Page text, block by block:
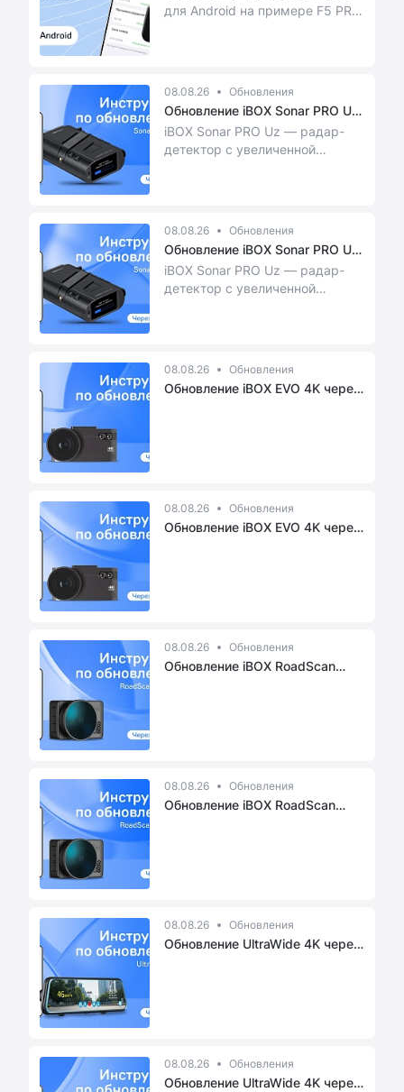
для Android на примере F5 PRO
08.08.26 Обновления
Обновление iBOX Sonar PRO Uz
по ...
iBOX Sonar PRO Uz — радар-
детектор с увеличенной
08.08.26 Обновления
Обновление iBOX Sonar PRO Uz
по ...
iBOX Sonar PRO Uz — радар-
детектор с увеличенной
08.08.26 Обновления
Обновление iBOX EVO 4K через
08.08.26 Обновления
Обновление iBOX EVO 4K через
08.08.26 Обновления
Обновление iBOX RoadScan
08.08.26 Обновления
Обновление iBOX RoadScan
08.08.26 Обновления
Обновление UltraWide 4K через
08.08.26 Обновления
Обновление UltraWide 4K через